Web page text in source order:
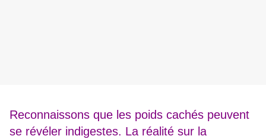
Reconnaissons que les poids cachés peuvent
se révéler indigestes. La réalité sur la